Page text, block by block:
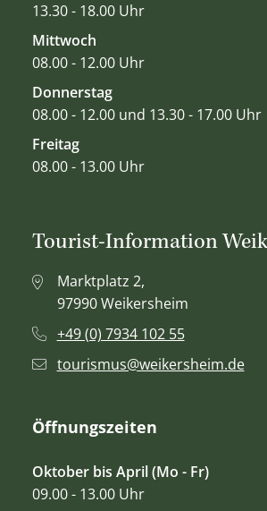
13.30 - 18.00 Uhr
Mittwoch
08.00 - 12.00 Uhr
Donnerstag
08.00 - 12.00 und 13.30 - 17.00 Uhr
Freitag
08.00 - 13.00 Uhr
Tourist-Information
Marktplatz 2,
97990 Weikersheim
+49 (0) 7934 102 55
tourismus@weikersheim.de
Öffnungszeiten
Oktober bis April (Mo - Fr)
09.00 - 13.00 Uhr